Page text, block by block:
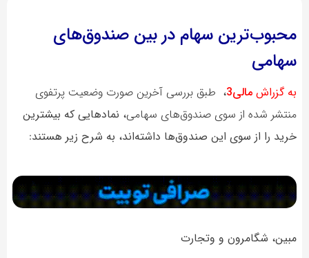
محبوب‌ترین سهام در بین صندوق‌های
سهامی
به گزراش مالی3 ، طبق بررسی آخرین صورت وضعیت پرتفوی
منتشر شده از سوی صندوق‌های سهامی، نمادهایی که بیشترین
خرید را از سوی این صندوق‌ها داشته‌اند، به شرح زیر هستند:
مبین، شگامرون و وتجارت